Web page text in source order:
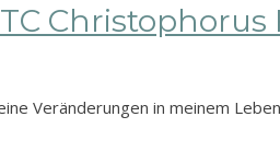
Veränderungen in meinem